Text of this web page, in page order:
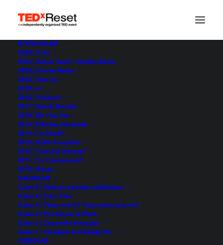
ETKINLIKLER
2025 | O An
2024 | Seçim Senin, Yeniden Başla.
2023 | Umudu Besle
2022 | Alan Aç
2019 | +1
2018 | Yol(a)çık
2017 | Şimdi, Burada!
2016 | Bir Yolu Var
2015 | Fikirden Harekete
2014 | Ya Şimdi?
2013 | Kritik Kavşaklar
2012 | Yolculuk Nereye?
2011 | Ya Yanılıyorsak?
2010 | Reset
SALONLAR
Salon 6 | Gelecek yeniden şekilleniyor.
Salon 5 | Çıkış Yolu
Salon 4 | Yeter mi hiç? Yoksa daha iyisi mi?
Salon 3 | The Future of Work
Salon 2 | Cesaretini Konuştur
Salon 1 | Yüreğinin Kal Dediği Yer
VIDEOLAR